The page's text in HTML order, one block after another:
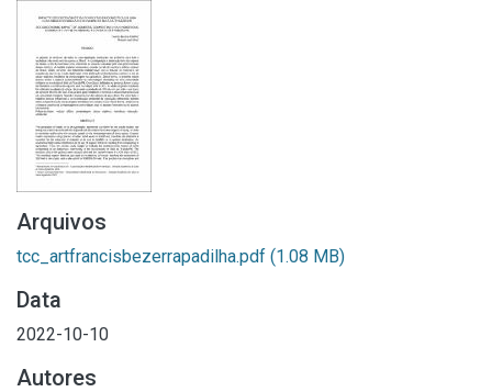
Arquivos
tcc_artfrancisbezerrapadilha.pdf (1.08 MB)
Data
2022-10-10
Autores